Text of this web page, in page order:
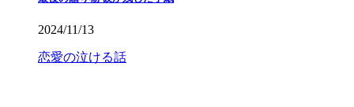
2024/11/13
恋愛の泣ける話